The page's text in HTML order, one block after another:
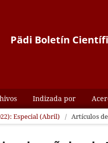
Pädi Boletín
Indizada por
Especial (Abril) / Artículos